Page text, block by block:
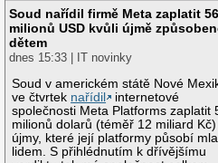
Soud nařídil firmě Meta zaplatit
milionů USD kvůli újmě
dětem
dnes 15:33 | IT novinky
Soud v americkém státě Nové
ve čtvrtek nařídil
internetové
společnosti Meta Platforms zaplatit
milionů dolarů (téměř 12 miliard Kč)
újmy, které její platformy působí
lidem. S přihlédnutím k dřívějšímu